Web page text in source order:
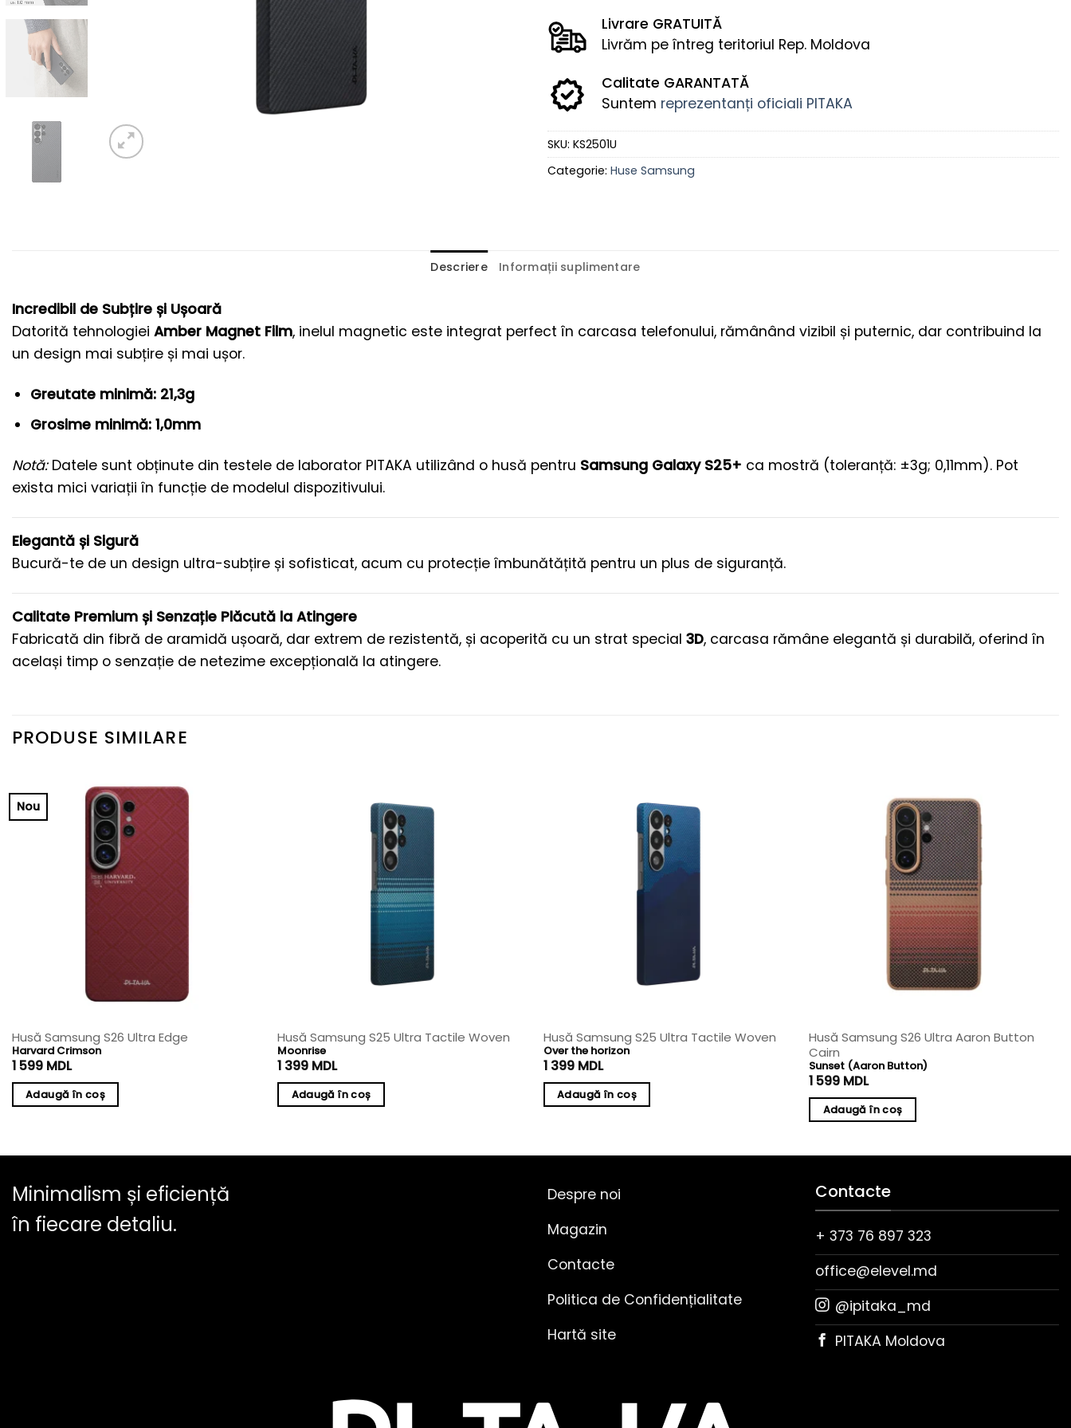
Livrare GRATUITĂ
Livrăm pe întreg teritoriul Rep. Moldova
Calitate GARANTATĂ
Suntem reprezentanți oficiali PITAKA
SKU: KS2501U
Categorie: Huse Samsung
Descriere Informații suplimentare
Incredibil de Subțire și Ușoară
Datorită tehnologiei Amber Magnet Film, inelul magnetic este integrat perfect în carcasa telefonului, rămânând vizibil și puternic, dar contribuind la
un design mai subțire și mai ușor.
Greutate minimă: 21,3g
Grosime minimă: 1,0mm
Notă:Datele sunt obținute din testele de laborator PITAKA utilizând o husă pentru Samsung Galaxy S25+ ca mostră (toleranță: ±3g; 0,11mm). Pot
exista mici variații în funcție de modelul dispozitivului.
Elegantă și Sigură
Bucură-te de un design ultra-subțire și sofisticat, acum cu protecție îmbunătățită pentru un plus de siguranță.
Calitate Premium și Senzație Plăcută la Atingere
Fabricată din fibră de aramidă ușoară, dar extrem de rezistentă, și acoperită cu un strat special 3D, carcasa rămâne elegantă și durabilă, oferind în
același timp o senzație de netezime excepțională la atingere.
PRODUSE SIMILARE
Nou
Husă Samsung S26 Ultra Edge
Harvard Crimson
1 599 MDL
Adaugă în coș
Husă Samsung S25 Ultra Tactile Woven
Moonrise
1 399 MDL
Adaugă în coș
Husă Samsung S25 Ultra Tactile Woven
Over the horizon
1 399 MDL
Adaugă în coș
Husă Samsung S26 Ultra Aaron Button
Cairn
Sunset (Aaron Button)
1 599 MDL
Adaugă în coș
Minimalism și eficiență
în fiecare detaliu.
Despre noi
Magazin
Contacte
Politica de Confidențialitate
Hartă site
Contacte
+ 373 76 897 323
office@elevel.md
@ipitaka_md
PITAKA Moldova